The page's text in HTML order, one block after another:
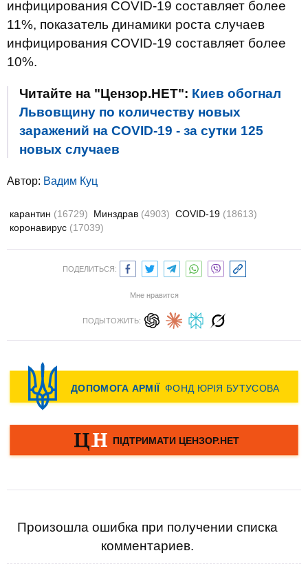
инфицирования COVID-19 составляет более
11%, показатель динамики роста случаев
инфицирования COVID-19 составляет более
10%.
Читайте на "Цензор.НЕТ": Киев обогнал
Львовщину по количеству новых
заражений на COVID-19 - за сутки 125
новых случаев
Автор: Вадим Куц
карантин (16729) Минздрав (4903) COVID-19 (18613)
коронавирус (17039)
ПОДЕЛИТЬСЯ:
Мне нравится
ПОДЫТОЖИТЬ:
Произошла ошибка при получении списка
комментариев.